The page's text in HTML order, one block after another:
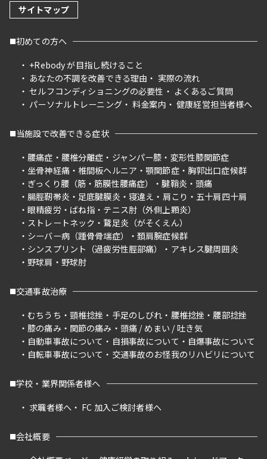
サイトマップ
初めての方へ
+Rebody が目指し続けること
あなたの不調を改善できる理由
実際の流れ
セルフコンディショニングの必要性
よくあるご質問
パーソナルトレーニング
料金案内 健康経営担当者様へ
当施設で改善できる症状
腰痛症
腰椎分離症 ジャンパー膝
変形性膝関節症
坐骨神経痛
椎間板ヘルニア 顎関節症
胸郭出口症候群
ぎっくり腰（筋・筋膜性腰痛症）
腱鞘炎
頭痛
腸脛靭帯炎
足底腱膜炎 寝違え 肩こり
五十肩四十肩
眼精疲労
ばね指
テニス肘（外側上顆炎）
ストレートネック
鵞足炎（がそくえん）
シーバー病（踵骨骨端症）
頚肩腕症候群
シンスプリント（過疲労性脛部痛）
アキレス腱周囲炎
野球肩
野球肘
交通事故治療
むちうち
頸椎捻挫 手足のしびれ 腰椎捻挫
腰部捻挫
膝の痛み
関節の痛み
頭痛 / めまい / 吐き気
自動車事故について
自損事故について
自爆事故について
自転車事故について
交通事故のお怪我のリハビリについて
学校・業界関係者様へ
求職者様へ
FC 加入ご検討者様へ
会社概要